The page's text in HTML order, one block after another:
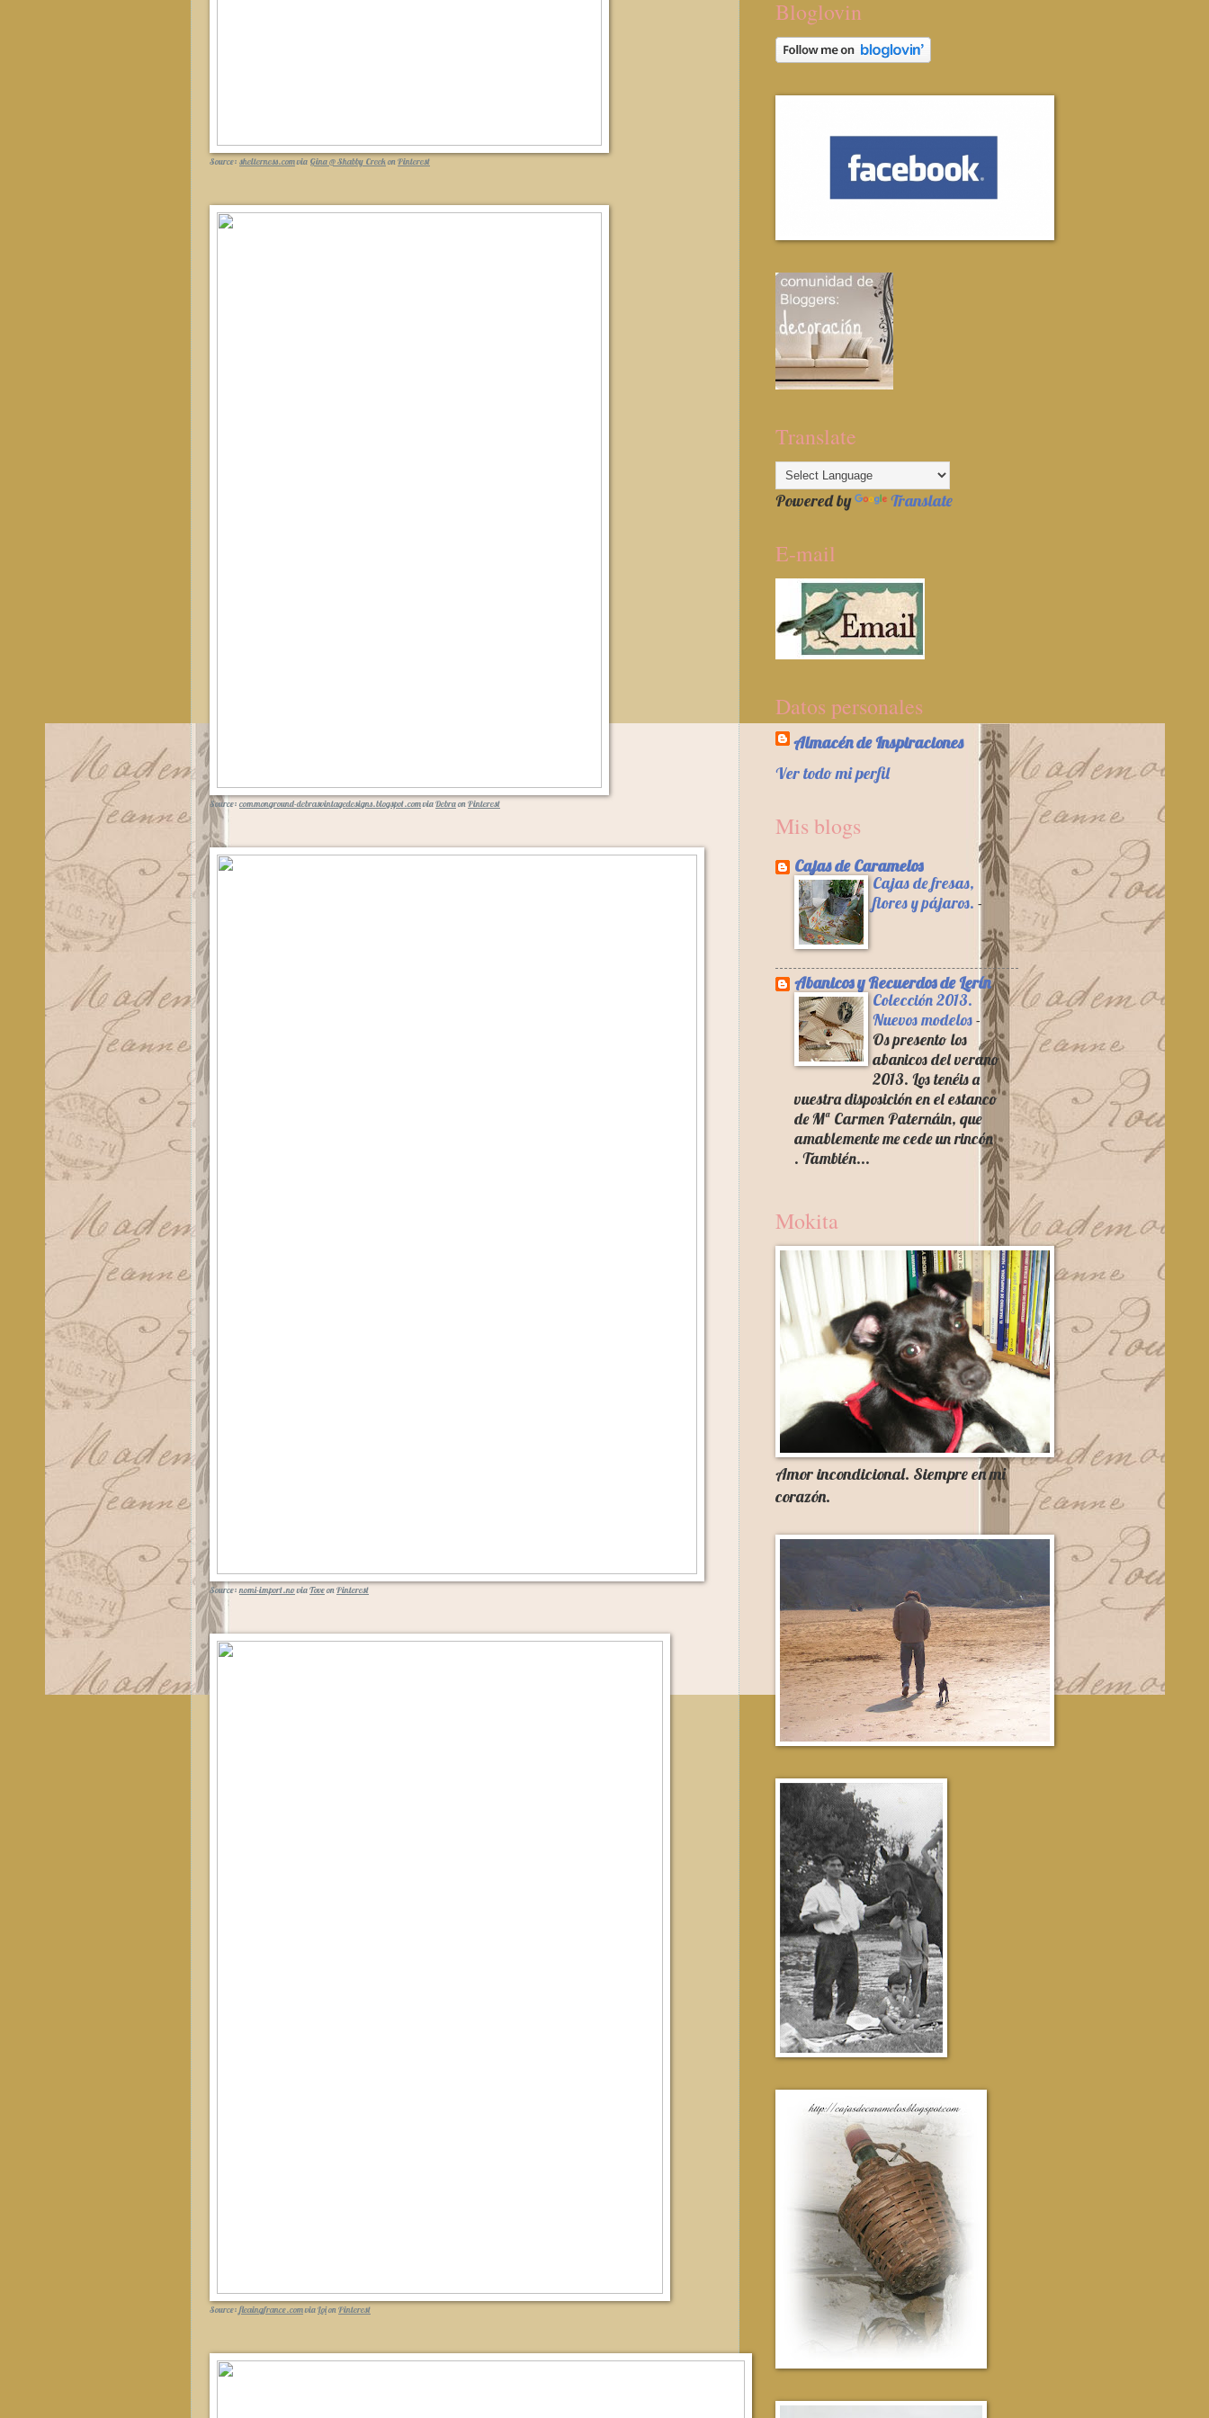
Source: shelterness.comvia Gina @ Shabby CreekonPinterest
Source: commonground-debrasvintagedesigns.blogspot.comviaDebraonPinterest
Source:nomi-import.noviaToveonPinterest
Source:fleaingfrance.comviaLoionPinterest
Bloglovin
Translate
Powered by Translate
E-mail
Datos personales
Almacén de Inspiraciones
Ver todo mi perfil
Mis blogs
Cajas de Caramelos
Cajas de fresas,
flores y pájaros. -
Abanicos y Recuerdos de Lerín
Colección 2013.
Nuevos modelos-
Os presento los
abanicos del verano
2013. Los tenéis a
vuestra disposición en el estanco
de Mª Carmen Paternáin, que
amablemente me cede un rincón
. También...
Mokita
Amor incondicional. Siempre en mi
corazón.